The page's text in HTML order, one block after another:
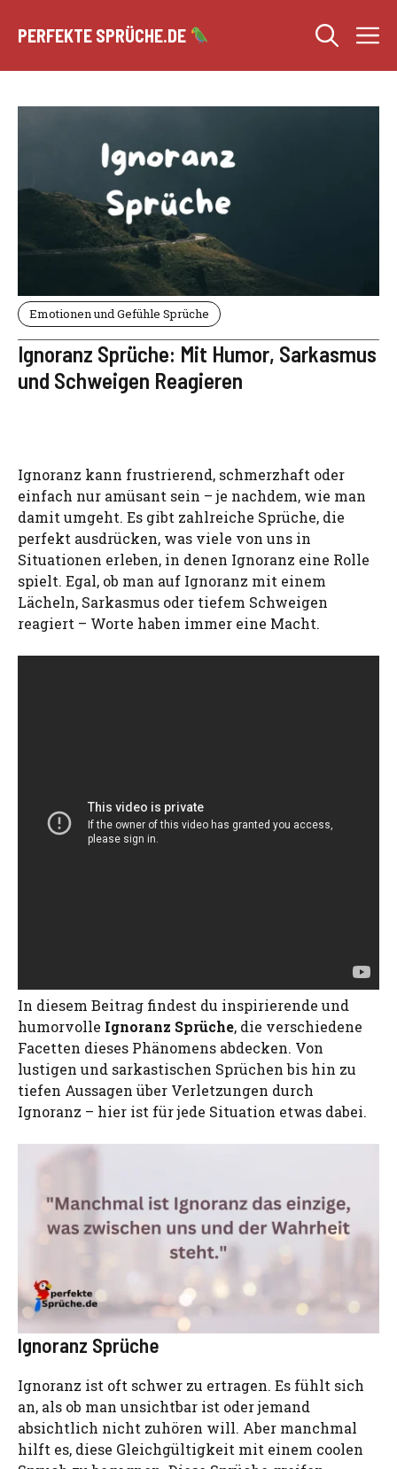
Inhalt
PERFEKTE SPRÜCHE.DE
Emotionen und Gefühle Sprüche
Ignoranz Sprüche: Mit Humor, Sarkasmus
und Schweigen Reagieren
Ignoranz kann frustrierend, schmerzhaft oder
einfach nur amüsant sein – je nachdem, wie man
damit umgeht. Es gibt zahlreiche Sprüche, die
perfekt ausdrücken, was viele von uns in
Situationen erleben, in denen Ignoranz eine Rolle
spielt. Egal, ob man auf Ignoranz mit einem
Lächeln, Sarkasmus oder tiefem Schweigen
reagiert – Worte haben immer eine Macht.
In diesem Beitrag findest du inspirierende und
humorvolle Ignoranz Sprüche, die verschiedene
Facetten dieses Phänomens abdecken. Von
lustigen und sarkastischen Sprüchen bis hin zu
tiefen Aussagen über Verletzungen durch
Ignoranz – hier ist für jede Situation etwas dabei.
Ignoranz Sprüche
Ignoranz ist oft schwer zu ertragen. Es fühlt sich
an, als ob man unsichtbar ist oder jemand
absichtlich nicht zuhören will. Aber manchmal
hilft es, diese Gleichgültigkeit mit einem coolen